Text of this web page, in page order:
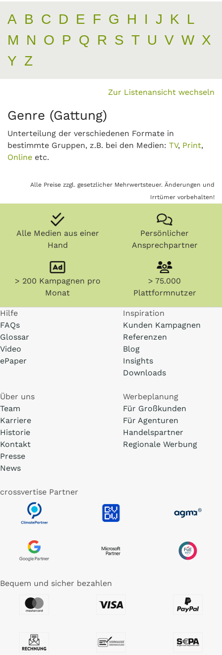
A B C D E F G H I J K L
M
N O P Q R S T U V W X
Y Z
Zur Listenansicht wechseln
Genre (Gattung)
Unterteilung der verschiedenen Formate in
bestimmte Gruppen, z.B. bei den Medien: TV, Print,
Online etc.
Alle Preise zzgl. gesetzlicher Mehrwertsteuer. Änderungen und
Irrtümer vorbehalten!
Alle Medien aus einer
Hand
Persönlicher
Ansprechpartner
> 200 Kampagnen pro
Monat
> 75.000
Plattformnutzer
Hilfe
FAQs
Glossar
Video
ePaper
Inspiration
Kunden Kampagnen
Referenzen
Blog
Insights
Downloads
Über uns
Team
Karriere
Historie
Kontakt
Presse
News
Werbeplanung
Für Großkunden
Für Agenturen
Handelspartner
Regionale Werbung
crossvertise Partner
Bequem und sicher bezahlen